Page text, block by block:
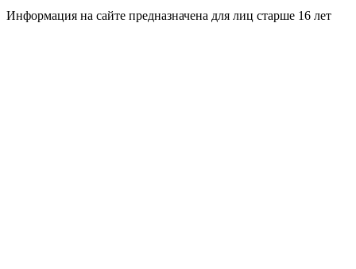
Информация на сайте предназначена для лиц старше 16 лет